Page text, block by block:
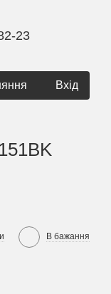
23
Вхід
В бажання